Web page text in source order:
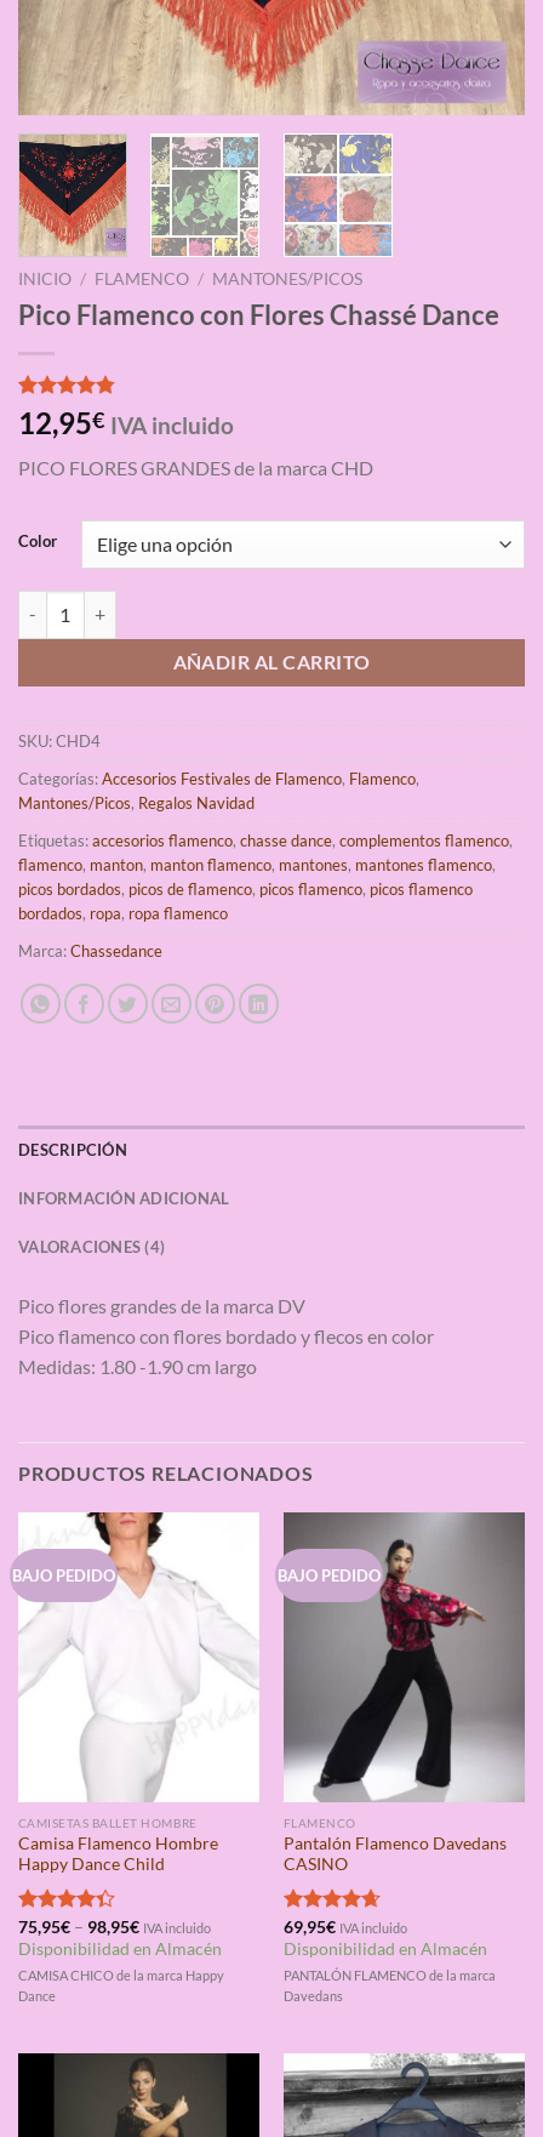
INICIO / FLAMENCO / MANTONES/PICOS
Pico Flamenco con Flores Chassé Dance
Valorado
con4.75
base a
4
12,95€ IVA incluido
PICO FLORES GRANDES de la marca CHD
Color
AÑADIR AL CARRITO
SKU:CHD4
Categorías:Accesorios Festivales de Flamenco, Flamenco,
Mantones/Picos, Regalos Navidad
Etiquetas:accesorios flamenco, chasse dance, complementos flamenco,
flamenco, manton, manton flamenco, mantones, mantones flamenco,
picos bordados, picos de flamenco, picos flamenco, picos flamenco
bordados, ropa, ropa flamenco
Marca:Chassedance
DESCRIPCIÓN
INFORMACIÓN ADICIONAL
VALORACIONES (4)
Pico flores grandes de la marca DV
Pico flamenco con flores bordado y flecos en color
Medidas: 1.80 -1.90 cm largo
PRODUCTOS RELACIONADOS
BAJO PEDIDO
CAMISETAS BALLET HOMBRE
Camisa Flamenco Hombre
Happy Dance Child
Valorado
con4.33
75,95€– 98,95€ IVA incluido
Disponibilidad en Almacén
CAMISA CHICO de la marca Happy
Dance
BAJO PEDIDO
FLAMENCO
Pantalón Flamenco Davedans
CASINO
Valorado
con4.67
69,95€ IVA incluido
Disponibilidad en Almacén
PANTALÓN FLAMENCO de la marca
Davedans